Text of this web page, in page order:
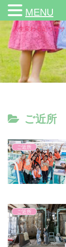
人生変わる足つぼ
ご近所
ご近所
ご近所
MENU